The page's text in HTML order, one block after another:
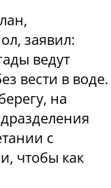
заявил:
ведут
вести в воде.
на
с
чтобы как